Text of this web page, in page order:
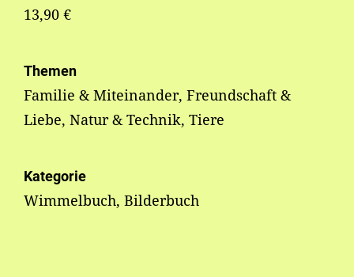
13,90 €
Themen
Familie & Miteinander, Freundschaft &
Liebe, Natur & Technik, Tiere
Kategorie
Wimmelbuch, Bilderbuch